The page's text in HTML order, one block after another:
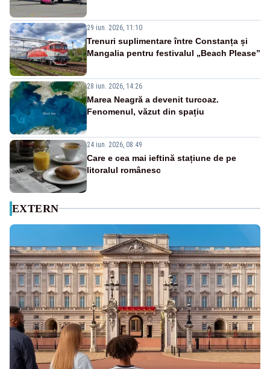
29 iun. 2026, 11:10
Trenuri suplimentare între Constanța și
Mangalia pentru festivalul „Beach Please”
28 iun. 2026, 14:26
Marea Neagră a devenit turcoaz.
Fenomenul, văzut din spațiu
24 iun. 2026, 08:49
Care e cea mai ieftină stațiune de pe
litoralul românesc
EXTERN